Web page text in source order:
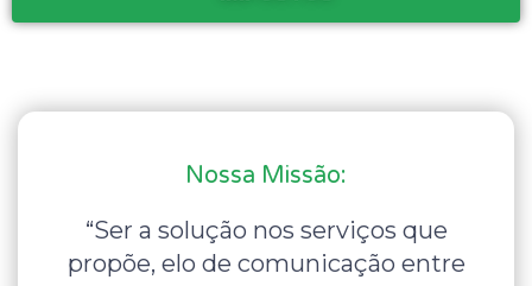
Nossa Missão:
“Ser a solução nos serviços que
propõe, elo de comunicação entre